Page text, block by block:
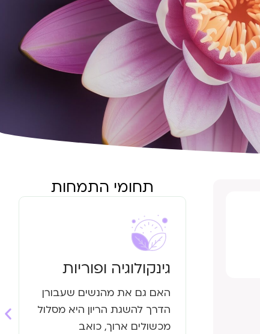
תחומי התמחות
גינקולוגיה ופוריות
האם גם את מהנשים שעבורן
הדרך להשגת הריון היא מסלול
מכשולים ארוך, כואב